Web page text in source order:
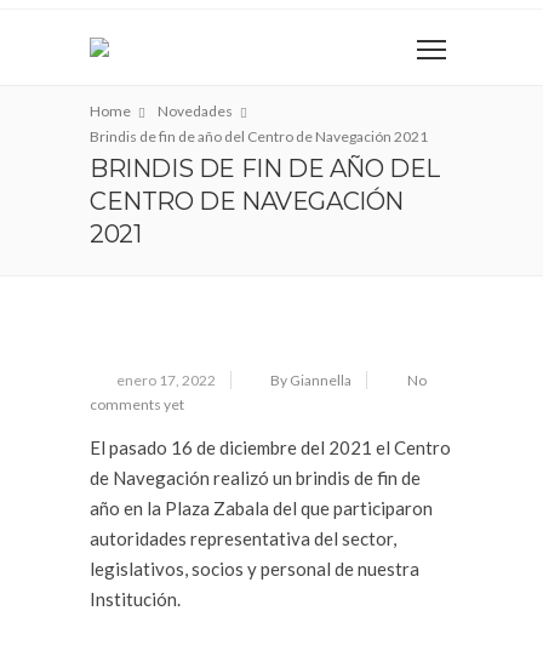
Home
Novedades
Brindis de fin de año del Centro de Navegación 2021
BRINDIS DE FIN DE AÑO DEL
CENTRO DE NAVEGACIÓN
2021
enero 17, 2022 By Giannella
No
comments yet
El pasado 16 de diciembre del 2021 el Centro
de Navegación realizó un brindis de fin de
año en la Plaza Zabala del que participaron
autoridades representativa del sector,
legislativos, socios y personal de nuestra
Institución.